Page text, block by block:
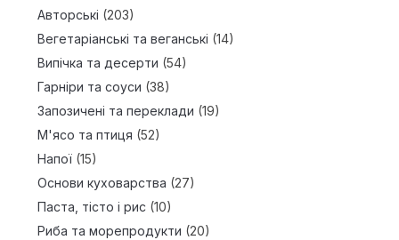
Авторські (203)
Вегетаріанські та веганські (14)
Випічка та десерти (54)
Гарніри та соуси (38)
Запозичені та переклади (19)
М'ясо та птиця (52)
Напої(15)
Основи куховарства (27)
Паста, тісто і рис (10)
Риба та морепродукти (20)